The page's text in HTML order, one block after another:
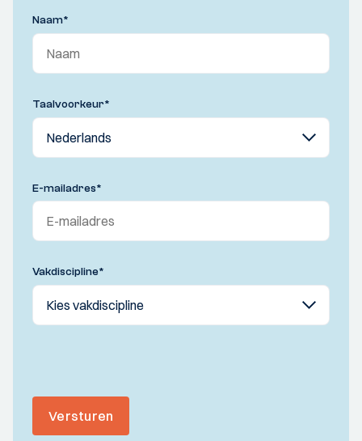
Naam*
Taalvoorkeur*
E-mailadres*
Vakdiscipline*
Versturen